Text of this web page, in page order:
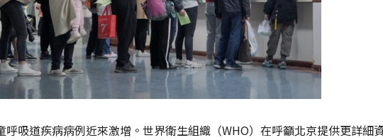
呼吸道疾病病例近來激增。世界衛生組織（WHO）在呼籲北京提供更詳細